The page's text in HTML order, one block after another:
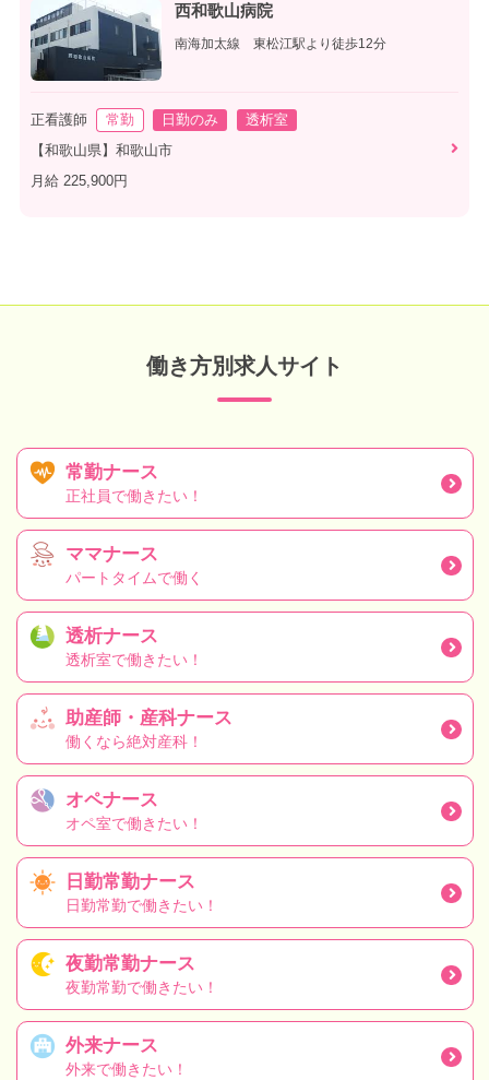
西和歌山病院
南海加太線 東松江駅より徒歩12分
正看護師 常勤 日勤のみ
透析室
【和歌山県】和歌山市
月給 225,900円
働き方別求人サイト
常勤ナース
正社員で働きたい！
ママナース
パートタイムで働く
透析ナース
透析室で働きたい！
助産師・産科ナース
働くなら絶対産科！
オペナース
オペ室で働きたい！
日勤常勤ナース
日勤常勤で働きたい！
夜勤常勤ナース
夜勤常勤で働きたい！
外来ナース
外来で働きたい！